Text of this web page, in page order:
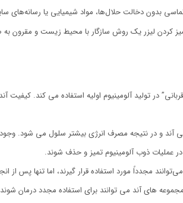
بدون دخالت حلال‌ها، مواد شیمیایی یا
کردن لیزر یک روش سازگار با محیط زیست و
در تولید آلومینیوم اولیه استفاده می کند.
آند و در نتیجه مصرف انرژی بیشتر سلول می شود.
عملیات ذوب آلومینیوم تمیز و حذف شوند.
مجدداً مورد استفاده قرار گیرند، اما تنها
های آند می توانند برای استفاده مجدد درمان شوند.